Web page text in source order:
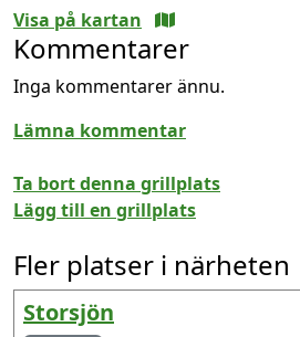
Visa på kartan
Kommentarer
Inga kommentarer ännu.
Lämna kommentar
Ta bort denna grillplats
Lägg till en grillplats
Fler platser i närheten
Storsjön